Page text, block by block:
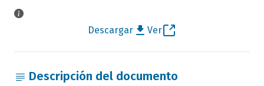
Descargar Ver
Descripción del documento